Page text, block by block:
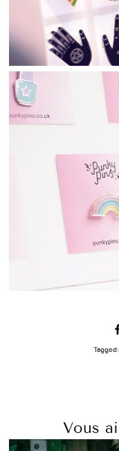
Tagged:
Vous